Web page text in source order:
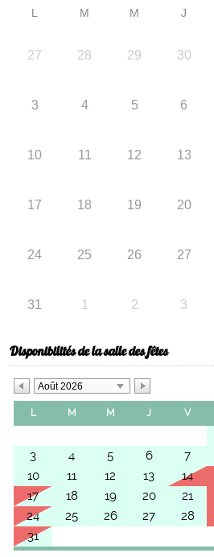
L M M J
27 28 29 30
3 4 5 6
10 11 12 13
17 18 19 20
24 25 26 27
31 1 2 3
Disponibilités de la salle des fêtes
Août 2026
L M M J V
3
4 5 6 7
10
11 12 13 14
17
18 19 20 21
24
25 26 27 28
31